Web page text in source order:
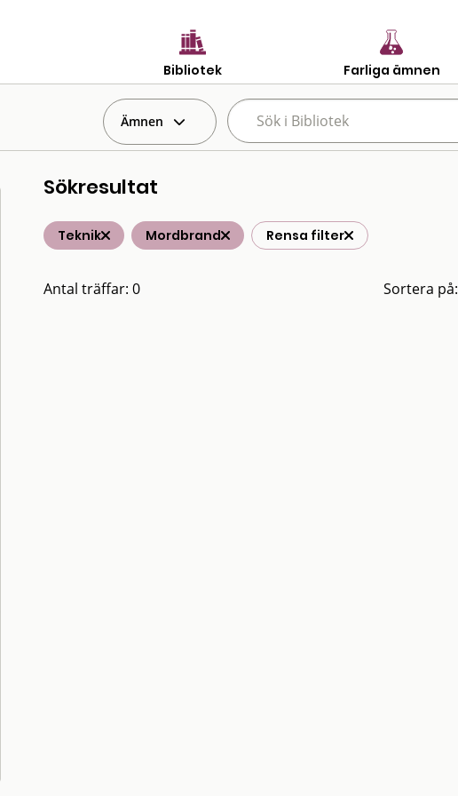
Bibliotek Farliga ämnen
Ämnen
Sökresultat
Teknik Mordbrand Rensa filter
Antal träffar: 0 Sortera på: